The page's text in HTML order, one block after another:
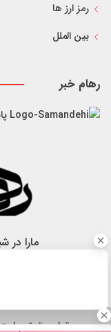
رمز ارز ها
بین الملل
رهام خبر
مارا در
تمام حقوق